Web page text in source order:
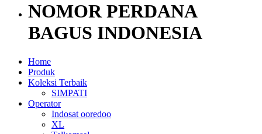
NOMOR PERDANA
BAGUS INDONESIA
Home
Produk
Koleksi Terbaik
SIMPATI
Operator
Indosat ooredoo
XL